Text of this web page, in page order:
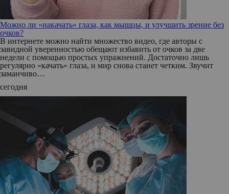
Можно ли «накачать» глаза, как мышцы, и улучшить зрение без
очков?
В интернете можно найти множество видео, где авторы с
завидной уверенностью обещают избавить от очков за две
недели с помощью простых упражнений. Достаточно лишь
регулярно «качать» глаза, и мир снова станет четким. Звучит
заманчиво…
сегодня